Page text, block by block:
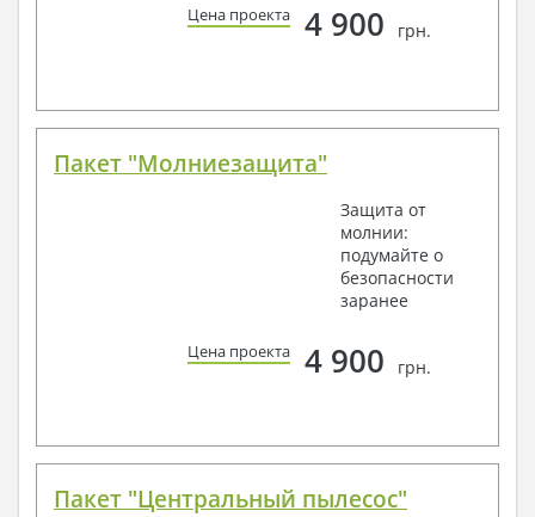
Цена проекта 4 900 грн.
Пакет "Молниезащита"
Защита от
молнии:
подумайте о
безопасности
заранее
Цена проекта 4 900 грн.
Пакет "Центральный пылесос"